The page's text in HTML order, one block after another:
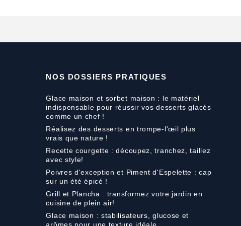
NOS DOSSIERS PRATIQUES
Glace maison et sorbet maison : le matériel
indispensable pour réussir vos desserts glacés
comme un chef !
Réalisez des desserts en trompe-l'œil plus
vrais que nature !
Recette courgette : découpez, tranchez, taillez
avec style!
Poivres d'exception et Piment d'Espelette : cap
sur un été épicé !
Grill et Plancha : transformez votre jardin en
cuisine de plein air!
Glace maison : stabilisateurs, glucose et